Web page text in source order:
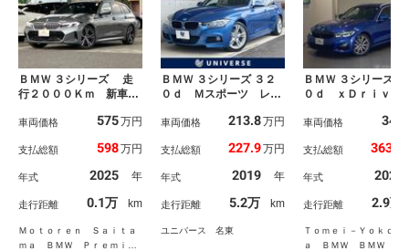
ＢＭＷ ３シリーズ 走
行２０００Ｋｍ 新車保
ジ 地デジ付タッチパネ
ドン・サラウンドサウン
グヒーター シートヒー
車両価格 575万円
支払総額 598万円
年式 2025 年
走行距離 0.1万 km
Ｍｏｔｏｒｅｎ Ｓａｉｔａ
ｍａ ＢＭＷ Ｐｒｅｍｉｕ
ＢＭＷ ３シリーズ ３２
０ｄ Ｍスポーツ レー
ル バックカメラ 純正
セス 前席シートヒータ
衝突軽減システム レー
ンキープアシスト ブラ
インドスポット ＥＴ
Ｃ ＬＥＤ 禁煙車
車両価格 213.8万円
支払総額 227.9万円
年式 2019 年
走行距離 5.2万 km
ユニバース 名東
ＢＭＷ ３シリーズ
０ｄ ｘＤｒｉｖｅ
【正規認定中古車】
／２年・走行距離無
プラス トップビュ
メラ ＡＣＣ アッ
カープレイ 電動ト
ク シートヒータ
後ドライブレコー
車両価格 348
支払総額 363.4
年式 2020
走行距離 2.9万
Ｔｏｍｅｉ－Ｙｏｋｏｈ
ａ ＢＭＷ ＢＭＷ Ｐ